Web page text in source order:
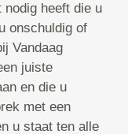
nodig heeft die u
onschuldig of
Vandaag
juiste
en die u
met een
u staat ten alle